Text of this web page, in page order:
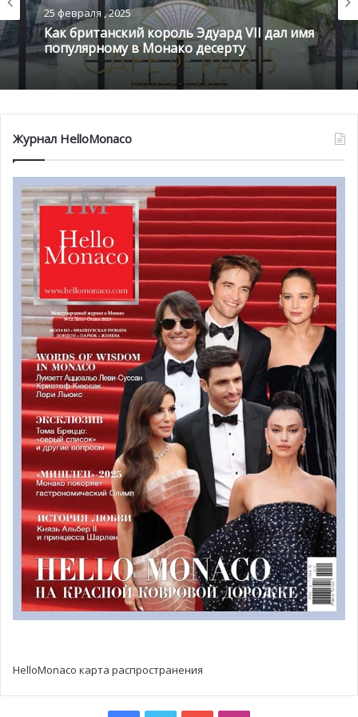
@ depositphotos.com
Нельзя оставить без внимания иОкеанографический
музей с подземным Аквариумом, который представляет
собой истинный шедевр современной архитектуры,
поскольку сооружение расположено почти на отвесной
скале. Музей, основанный в 1910 году князем Альбером
I, стал научным и культурным центром страны. В
нем создан уникальный аквариум с водами из 90 морей!
Это один из немногих аквариумов мира, имеющих
живые кораллы, которые, как известно, в неволе не
живут.
Из зданий инфраструктуры города особого внимания
25 февраля , 2025
Как британский король Эдуард VII дал имя
популярному в Монако десерту
Журнал HelloMonaco
HelloMonaco карта распространения